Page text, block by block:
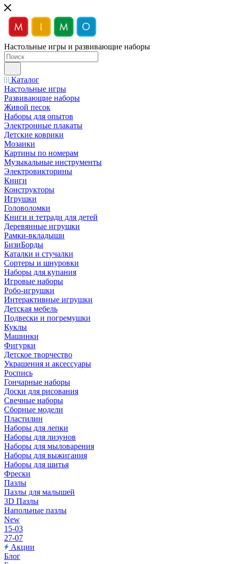
Настольные игры и развивающие наборы
Каталог
Настольные игры
Развивающие наборы
Живой песок
Наборы для опытов
Электронные плакаты
Детские коврики
Мозаики
Картины по номерам
Музыкальные инструменты
Электровикторины
Книги
Конструкторы
Игрушки
Головоломки
Книги и тетради для детей
Деревянные игрушки
Рамки-вкладыши
БизиБорды
Каталки и стучалки
Сортеры и шнуровки
Наборы для купания
Игровые наборы
Робо-игрушки
Интерактивные игрушки
Детская мебель
Подвески и погремушки
Куклы
Машинки
Фигурки
Детское творчество
Украшения и аксессуары
Роспись
Гончарные наборы
Доски для рисования
Свечные наборы
Сборные модели
Пластилин
Наборы для лепки
Наборы для лизунов
Наборы для мыловарения
Наборы для выжигания
Наборы для шитья
Фрески
Пазлы
Пазлы для малышей
3D Пазлы
Напольные пазлы
New
15-03
27-07
Акции
Блог